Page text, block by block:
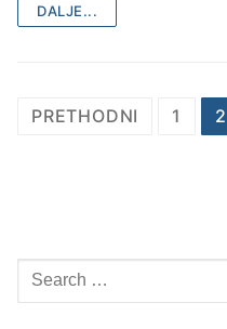
DALJE...
Kretanje
PRETHODNI 1 2
Traži
za: